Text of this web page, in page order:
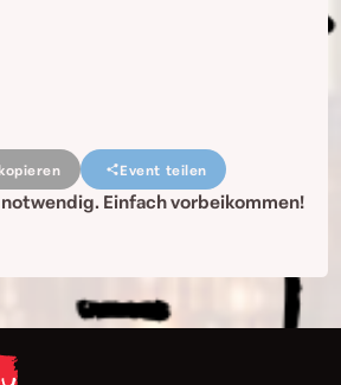
Event teilen
Einfach vorbeikommen!